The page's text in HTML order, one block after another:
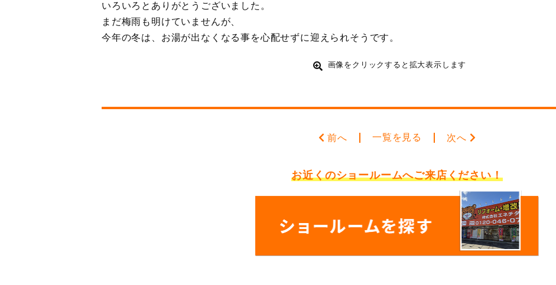
いろいろとありがとうございました。
まだ梅雨も明けていませんが、
今年の冬は、お湯が出なくなる事を心配せずに迎えられそうです。
画像をクリックすると拡大表示します
前へ 一覧を見る 次へ
お近くのショールームへご来店ください！